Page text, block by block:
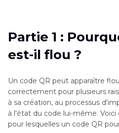
Partie 2
: Comment
en ligne
QR flous
Partie 4: Foire aux
flous
Partie 1 :
est-il flou ?
Un code QR peut apparaître
correctement pour plusieurs
à sa création, au processus
à l'état du code lui-même. Voici
pour lesquelles un code QR